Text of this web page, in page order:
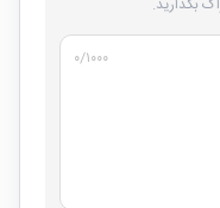
بگذارید.
۰/۱۰۰۰